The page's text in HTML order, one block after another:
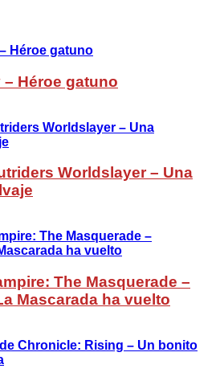
Héroe gatuno
Worldslayer – Una
The Masquerade –
Mascarada ha vuelto